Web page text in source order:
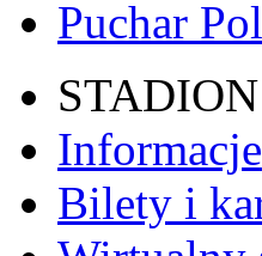
Puchar
STADION
Informacje
Bilety i